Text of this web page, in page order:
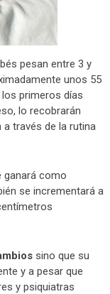
pesan entre 3 y
unos 55
primeros días
lo recobrarán
a través de la rutina
ganará como
se incrementará a
sino que su
y a pesar que
y psiquiatras